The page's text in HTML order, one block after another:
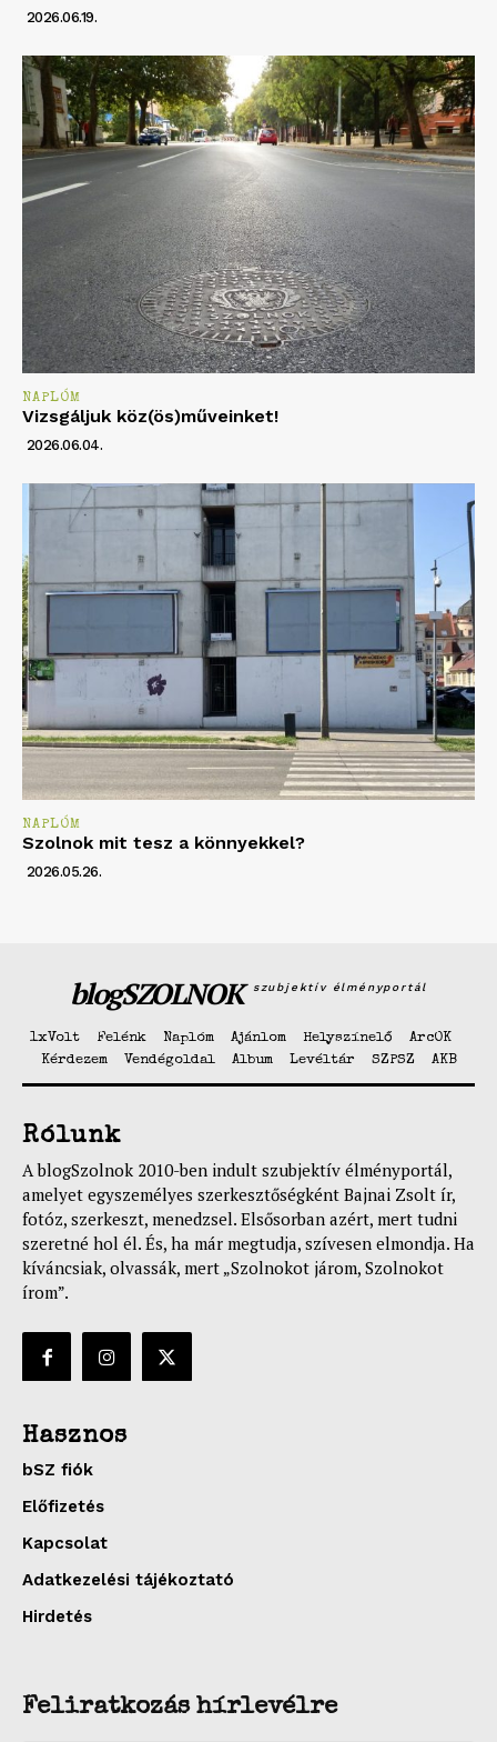
2026.06.19.
NAPLÓM
Vizsgáljuk köz(ös)műveinket!
2026.06.04.
NAPLÓM
Szolnok mit tesz a könnyekkel?
2026.05.26.
blogSZOLNOK szubjektív élményportál
1xVolt Felénk Naplóm Ajánlom Helyszínelő
ArcOK
Kérdezem
Vendégoldal Album Levéltár SZPSZ AKB
Rólunk
A blogSzolnok 2010-ben indult szubjektív élményportál,
amelyet egyszemélyes szerkesztőségként Bajnai Zsolt ír,
fotóz, szerkeszt, menedzsel. Elsősorban azért, mert tudni
szeretné hol él. És, ha már megtudja, szívesen elmondja. Ha
kíváncsiak, olvassák, mert „Szolnokot járom, Szolnokot
írom”.
Hasznos
bSZ fiók
Előfizetés
Kapcsolat
Adatkezelési tájékoztató
Hirdetés
Feliratkozás hírlevélre